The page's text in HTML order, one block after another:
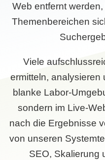
Web entfernt
Themenbereichen
Viele
ermitteln, analysieren
blanke Labor-
sondern im Live-
nach die Ergebnisse
von unseren
SEO, Skalierung